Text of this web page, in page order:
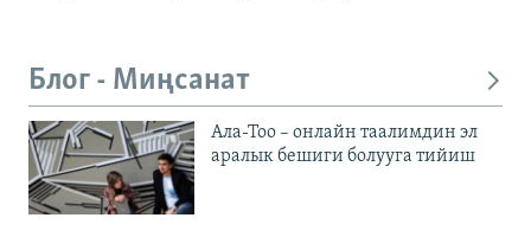
Блог - Миңсанат
Ала-Тоо – онлайн таалимдин эл
аралык бешиги болууга тийиш